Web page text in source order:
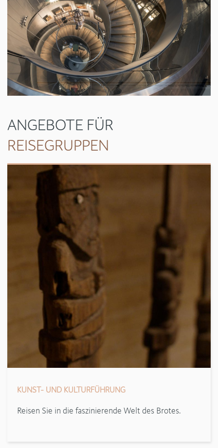
ANGEBOTE FÜR
REISEGRUPPEN
KUNST- UND KULTURFÜHRUNG
Reisen Sie in die faszinierende Welt des Brotes.